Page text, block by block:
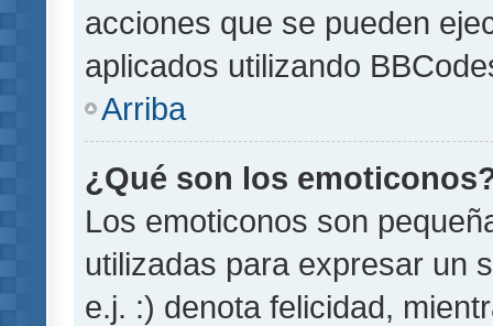
acciones que se pueden
aplicados utilizando
Arriba
¿Qué son los
Los emoticonos son
utilizadas para expresar un
e.j. :) denota felicidad,